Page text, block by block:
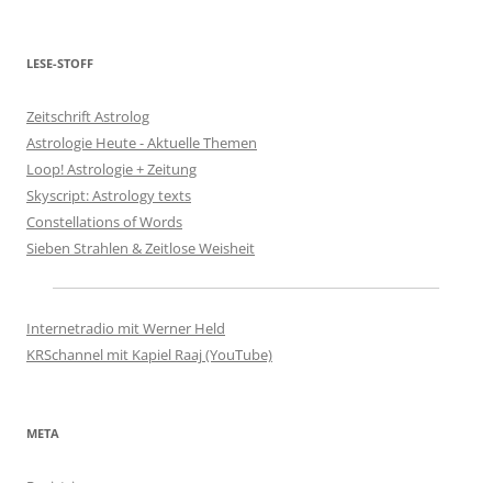
LESE-STOFF
Zeitschrift Astrolog
Astrologie Heute - Aktuelle Themen
Loop! Astrologie + Zeitung
Skyscript: Astrology texts
Constellations of Words
Sieben Strahlen & Zeitlose Weisheit
Internetradio mit Werner Held
KRSchannel mit Kapiel Raaj (YouTube)
META